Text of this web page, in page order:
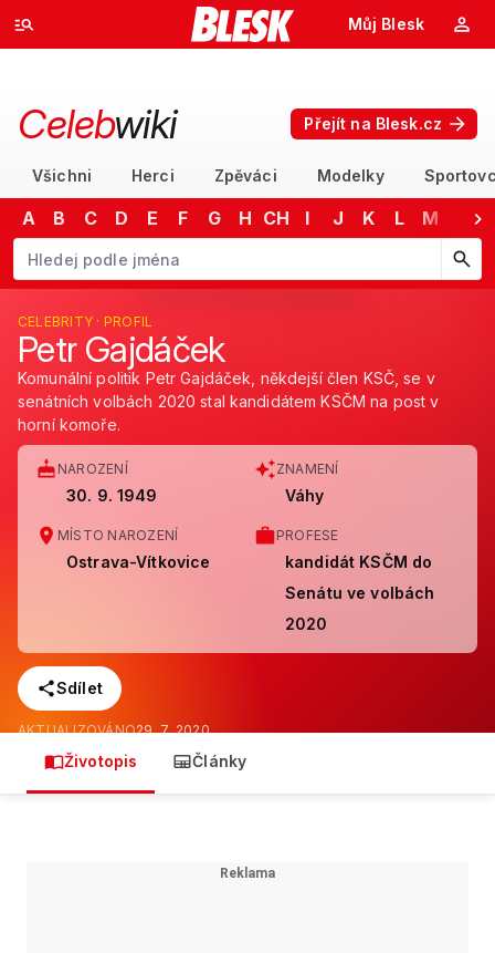
Můj Blesk
Celebwiki Přejít na Blesk.cz
Všichni Herci Zpěváci Modelky
A B C D E F G H CH I J K L M
Začněte psát jméno. Šipkami dolů a nahoru procházejte návrhy,
CELEBRITY · PROFIL
Petr Gajdáček
Komunální politik Petr Gajdáček, někdejší člen KSČ, se v
senátních volbách 2020 stal kandidátem KSČM na post v
horní komoře.
NAROZENÍ
30. 9. 1949
ZNAMENÍ
Váhy
MÍSTO NAROZENÍ
Ostrava-Vítkovice
PROFESE
kandidát KSČM do
Senátu ve volbách
2020
Sdílet
AKTUALIZOVÁNO29. 7. 2020
Životopis Články